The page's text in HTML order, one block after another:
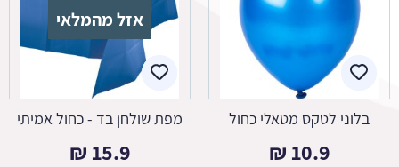
בלוני לטקס מטאלי כחול
10.9
₪
אזל מהמלאי
מפת שולחן בד - כחול אמיתי
15.9
₪